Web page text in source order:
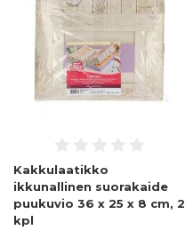
Kakkulaatikko
ikkunallinen suorakaide
puukuvio 36 x 25 x 8 cm, 2
kpl